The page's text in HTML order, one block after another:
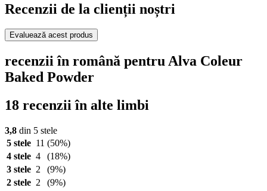
Recenzii de la clienții noștri
Evaluează acest produs
recenzii în română pentru Alva Coleur
Baked Powder
18 recenzii în alte limbi
3,8 din 5 stele
5 stele 11 (50%)
4 stele 4
(18%)
3 stele 2
(9%)
2 stele 2
(9%)